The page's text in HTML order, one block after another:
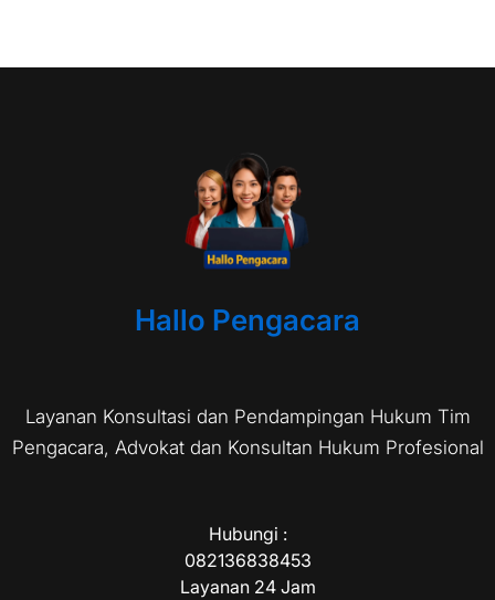
Hallo Pengacara
Layanan Konsultasi dan Pendampingan Hukum Tim
Pengacara, Advokat dan Konsultan Hukum Profesional
Hubungi :
082136838453
Layanan 24 Jam